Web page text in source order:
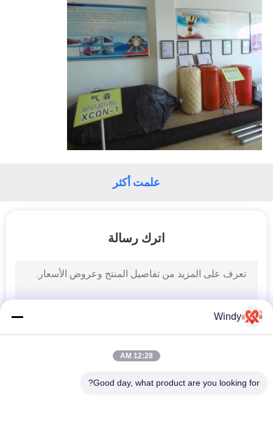
علمت أكثر
اترك رسالة
Windy
12:28 AM
Good day, what product are you looking for?